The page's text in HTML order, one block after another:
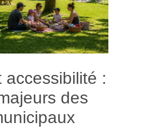
accessibilité :
des